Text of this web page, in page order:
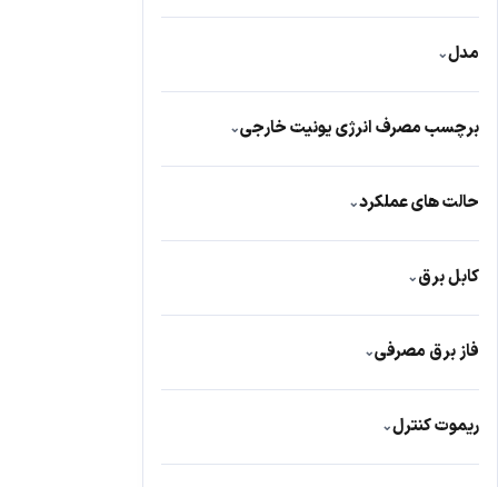
کره 507
چین
تایلند 15
مدل⌄
HiH-24TG
3
HRH-24TQ
GNRR-24GR AA-O
برچسب مصرف انرژی یونیت خارجی⌄
+++A
14
حالت های عملکرد⌄
سرمایشی/گرمایشی 26
کابل برق⌄
دارد 337
فاز برق مصرفی⌄
تک فاز 23
ریموت کنترل⌄
دارد 393